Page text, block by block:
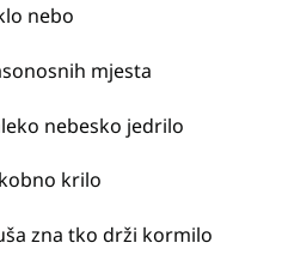
nebo
mjesta
nebesko jedrilo
krilo
zna tko drži kormilo